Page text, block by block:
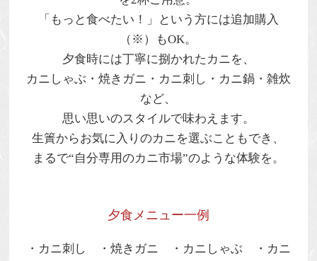
「もっと食べたい！」という方には追加購入
（※）もOK。
夕食時には丁寧に捌かれたカニを、
カニしゃぶ・焼きガニ・カニ刺し・カニ鍋・雑炊
など、
思い思いのスタイルで味わえます。
生簀からお気に入りのカニを選ぶこともでき、
まるで“自分専用のカニ市場”のような体験を。
夕食メニュー一例
・カニ刺し ・焼きガニ ・カニしゃぶ ・カニ